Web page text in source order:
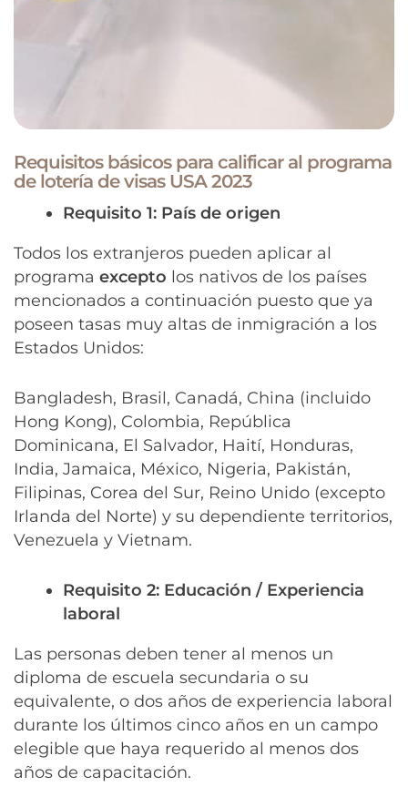
Requisitos básicos para calificar al programa
de lotería de visas USA 2023
Requisito 1: País de origen
Todos los extranjeros pueden aplicar al
programa excepto los nativos de los países
mencionados a continuación puesto que ya
poseen tasas muy altas de inmigración a los
Estados Unidos:
Bangladesh, Brasil, Canadá, China (incluido
Hong Kong), Colombia, República
Dominicana, El Salvador, Haití, Honduras,
India, Jamaica, México, Nigeria, Pakistán,
Filipinas, Corea del Sur, Reino Unido (excepto
Irlanda del Norte) y su dependiente territorios,
Venezuela y Vietnam.
Requisito 2: Educación / Experiencia
laboral
Las personas deben tener al menos un
diploma de escuela secundaria o su
equivalente, o dos años de experiencia laboral
durante los últimos cinco años en un campo
elegible que haya requerido al menos dos
años de capacitación.